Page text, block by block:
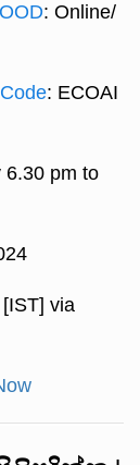
: Online/
: ECOAI
6.30 pm to
via